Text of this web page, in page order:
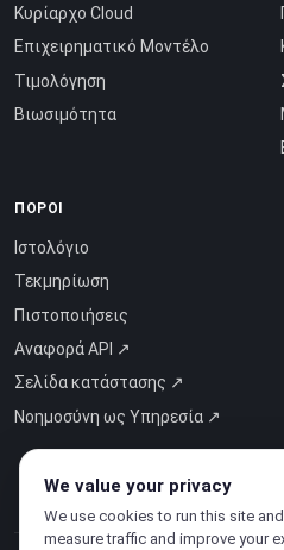
Κυρίαρχο Cloud
Επιχειρηματικό Μοντέλο
Τιμολόγηση
Βιωσιμότητα
ΠΌΡΟΙ
Ιστολόγιο
Τεκμηρίωση
Πιστοποιήσεις
Αναφορά API ↗
Σελίδα κατάστασης ↗
Νοημοσύνη ως Υπηρεσία ↗
We value your privacy
We use cookies to run this site
measure traffic and improve your